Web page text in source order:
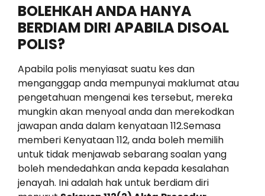
BOLEHKAH ANDA HANYA
BERDIAM DIRI APABILA DISOAL
POLIS?
Apabila polis menyiasat suatu kes dan
menganggap anda mempunyai maklumat atau
pengetahuan mengenai kes tersebut, mereka
mungkin akan menyoal anda dan merekodkan
jawapan anda dalam kenyataan 112.Semasa
memberi Kenyataan 112, anda boleh memilih
untuk tidak menjawab sebarang soalan yang
boleh mendedahkan anda kepada kesalahan
jenayah. Ini adalah hak untuk berdiam diri